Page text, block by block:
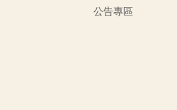
公告專區